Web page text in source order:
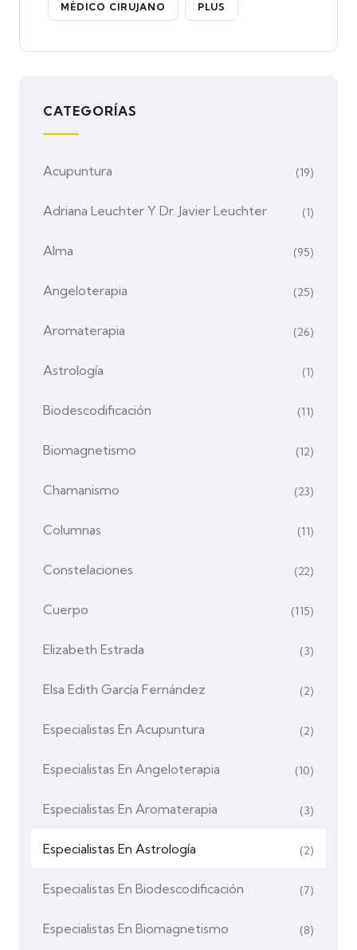
MÉDICO CIRUJANO PLUS
CATEGORÍAS
Acupuntura (19)
Adriana Leuchter Y Dr. Javier Leuchter (1)
Alma (95)
Angeloterapia (25)
Aromaterapia (26)
Astrología (1)
Biodescodificación (11)
Biomagnetismo (12)
Chamanismo (23)
Columnas (11)
Constelaciones (22)
Cuerpo (115)
Elizabeth Estrada (3)
Elsa Edith García Fernández (2)
Especialistas En Acupuntura (2)
Especialistas En Angeloterapia (10)
Especialistas En Aromaterapia (3)
Especialistas En Astrología (2)
Especialistas En Biodescodificación (7)
Especialistas En Biomagnetismo (8)